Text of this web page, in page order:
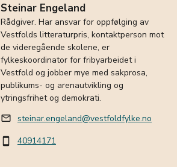
Steinar Engeland
Rådgiver. Har ansvar for oppfølging av
Vestfolds litteraturpris, kontaktperson mot
de videregående skolene, er
fylkeskoordinator for fribyarbeidet i
Vestfold og jobber mye med sakprosa,
publikums- og arenautvikling og
ytringsfrihet og demokrati.
mail_outline steinar.engeland@vestfoldfylke.no
smartphone 40914171